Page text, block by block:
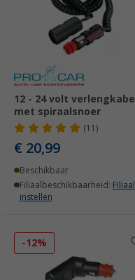
12 - 24 volt verlengkabel
met spiraalsnoer
(11)
€ 20,99
Beschikbaar
Filiaalbeschikbaarheid: Filiaal
instellen
-12%